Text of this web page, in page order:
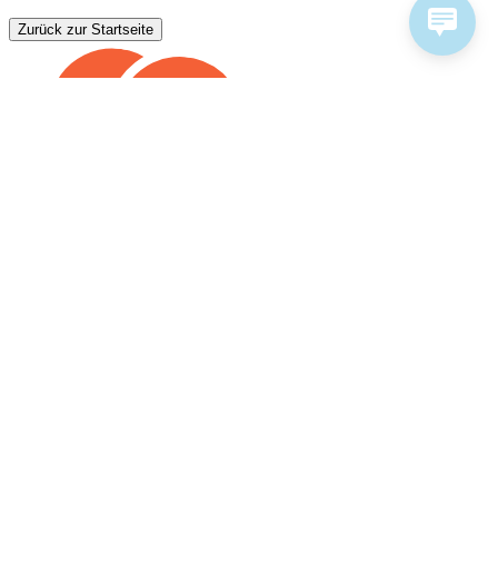
Zurück zur Startseite